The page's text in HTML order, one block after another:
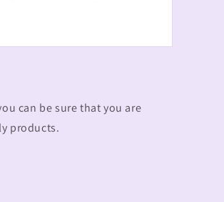
can be sure that you are
products.